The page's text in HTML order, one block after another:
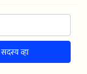
सदस्य व्हा